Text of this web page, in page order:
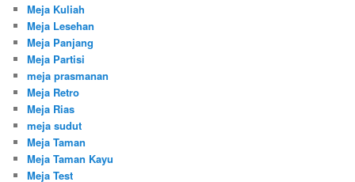
Meja Kuliah
Meja Lesehan
Meja Panjang
Meja Partisi
meja prasmanan
Meja Retro
Meja Rias
meja sudut
Meja Taman
Meja Taman Kayu
Meja Test